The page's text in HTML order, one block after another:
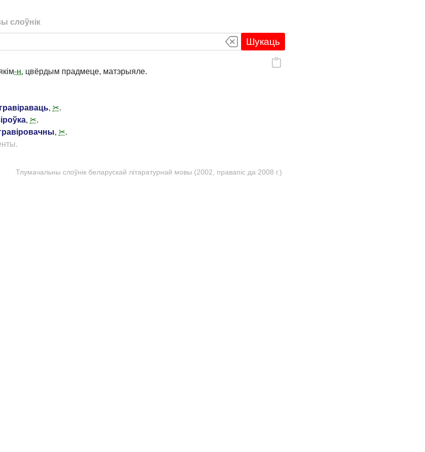
слоўнік
Шукаць
-н. цвёрдым прадмеце, матэрыяле.
, ✂.
, ✂.
, ✂.
Тлумачальны слоўнік беларускай літаратурнай мовы (2002, правапіс да 2008 г.)